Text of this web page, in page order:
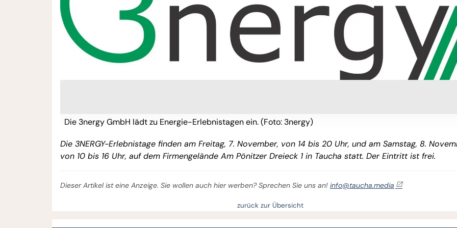
Die 3nergy GmbH lädt zu Energie-Erlebnistagen ein. (Foto: 3nergy)
Die 3NERGY-Erlebnistage finden am Freitag, 7. November, von 14 bis 20 Uhr, und am Samstag, 8.
von 10 bis 16 Uhr, auf dem Firmengelände Am Pönitzer Dreieck 1 in Taucha statt. Der Eintritt ist frei.
Dieser Artikel ist eine Anzeige. Sie wollen auch hier werben? Sprechen Sie uns an! info@taucha.media
zurück zur Übersicht